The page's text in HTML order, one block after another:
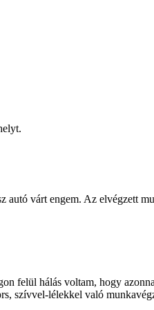
várt engem. Az elvégzett
felül hálás voltam, hogy
szívvel-lélekkel való